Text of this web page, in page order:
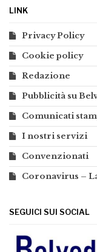
LINK
Privacy Policy
Cookie policy
Redazione
Pubblicità su
Comunicati
I nostri servizi
Convenzionati
Coronavirus –
SEGUICI SUI SOCIAL